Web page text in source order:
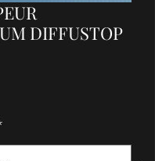
DIFFUSTOP